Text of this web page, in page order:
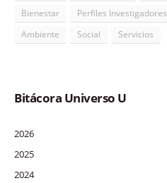
Bienestar
Perfiles Investigadores
Ambiente
Social Servicios
Bitácora Universo U
2026
2025
2024